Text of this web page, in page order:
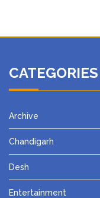
CATEGORIES
Archive
Chandigarh
Desh
Entertainment